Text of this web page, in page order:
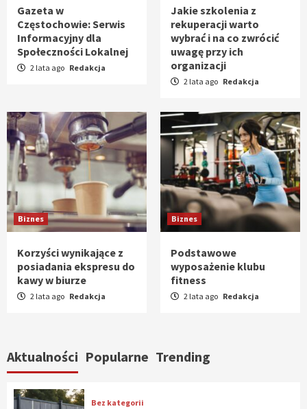
Gazeta w
Częstochowie: Serwis
Informacyjny dla
Społeczności Lokalnej
2 lata ago Redakcja
Jakie szkolenia z
rekuperacji warto
wybrać i na co zwrócić
uwagę przy ich
organizacji
2 lata ago Redakcja
Biznes
Korzyści wynikające z
posiadania ekspresu do
kawy w biurze
2 lata ago Redakcja
Biznes
Podstawowe
wyposażenie klubu
fitness
2 lata ago Redakcja
Aktualności Popularne Trending
Bez kategorii